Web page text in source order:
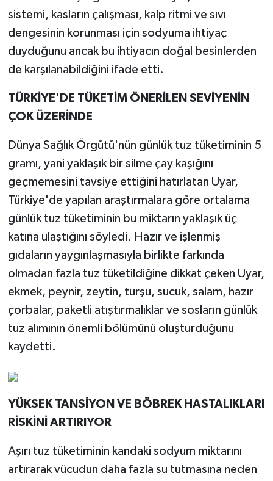
sistemi, kasların çalışması, kalp ritmi ve sıvı
dengesinin korunması için sodyuma ihtiyaç
duyduğunu ancak bu ihtiyacın doğal besinlerden
de karşılanabildiğini ifade etti.
TÜRKİYE'DE TÜKETİM ÖNERİLEN SEVİYENİN
ÇOK ÜZERİNDE
Dünya Sağlık Örgütü'nün günlük tuz tüketiminin 5
gramı, yani yaklaşık bir silme çay kaşığını
geçmemesini tavsiye ettiğini hatırlatan Uyar,
Türkiye'de yapılan araştırmalara göre ortalama
günlük tuz tüketiminin bu miktarın yaklaşık üç
katına ulaştığını söyledi. Hazır ve işlenmiş
gıdaların yaygınlaşmasıyla birlikte farkında
olmadan fazla tuz tüketildiğine dikkat çeken Uyar,
ekmek, peynir, zeytin, turşu, sucuk, salam, hazır
çorbalar, paketli atıştırmalıklar ve sosların günlük
tuz alımının önemli bölümünü oluşturduğunu
kaydetti.
YÜKSEK TANSİYON VE BÖBREK HASTALIKLARI
RİSKİNİ ARTIRIYOR
Aşırı tuz tüketiminin kandaki sodyum miktarını
artırarak vücudun daha fazla su tutmasına neden